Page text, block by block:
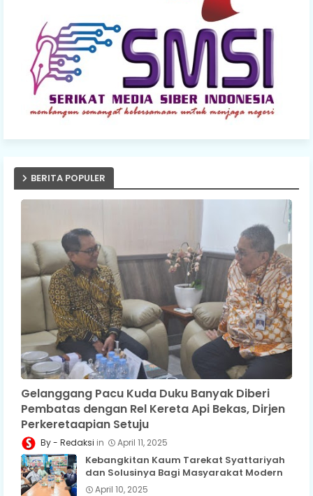
BERITA POPULER
Gelanggang Pacu Kuda Duku Banyak Diberi
Pembatas dengan Rel Kereta Api Bekas, Dirjen
Perkeretaapian Setuju
Redaksi April 11, 2025
Kebangkitan Kaum Tarekat Syattariyah
dan Solusinya Bagi Masyarakat Modern
April 10, 2025